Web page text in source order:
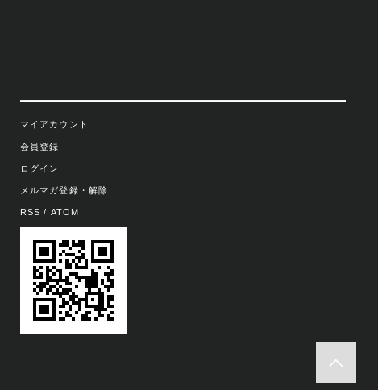
マイアカウント
会員登録
ログイン
メルマガ登録・解除
RSS / ATOM